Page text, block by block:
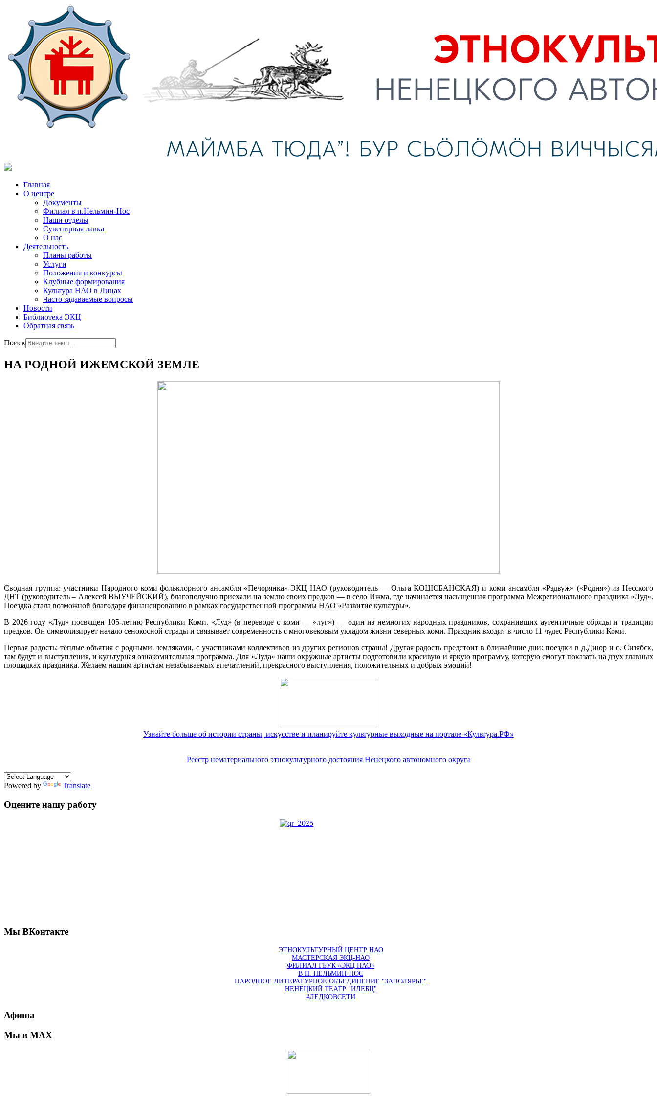
Главная
О центре
Документы
Филиал в п.Нельмин-Нос
Наши отделы
Сувенирная лавка
О нас
Деятельность
Планы работы
Услуги
Положения и конкурсы
Клубные формирования
Культура НАО в Лицах
Часто задаваемые вопросы
Новости
Библиотека ЭКЦ
Обратная связь
Поиск
НА РОДНОЙ ИЖЕМСКОЙ ЗЕМЛЕ
Сводная группа: участники Народного коми фольклорного ансамбля «Печорянка» ЭКЦ НАО (руководитель — Ольга КОЦЮБАНСКАЯ) и коми ансамбля «Рэдвуж» («Родня») из Несского
ДНТ (руководитель – Алексей ВЫУЧЕЙСКИЙ), благополучно приехали на землю своих предков — в село Ижма, где начинается насыщенная программа Межрегионального праздника «Луд».
Поездка стала возможной благодаря финансированию в рамках государственной программы НАО «Развитие культуры».
В 2026 году «Луд» посвящен 105‑летию Республики Коми. «Луд» (в переводе с коми — «луг») — один из немногих народных праздников, сохранивших аутентичные обряды и традиции
предков. Он символизирует начало сенокосной страды и связывает современность с многовековым укладом жизни северных коми. Праздник входит в число 11 чудес Республики Коми.
Первая радость: тёплые объятия с родными, земляками, с участниками коллективов из других регионов страны! Другая радость предстоит в ближайшие дни: поездки в д.Диюр и с. Сизябск,
там будут и выступления, и культурная ознакомительная программа. Для «Луда» наши окружные артисты подготовили красивую и яркую программу, которую смогут показать на двух главных
площадках праздника. Желаем нашим артистам незабываемых впечатлений, прекрасного выступления, положительных и добрых эмоций!
Узнайте больше об истории страны, искусстве и планируйте культурные выходные на портале «Культура.РФ»
Реестр нематериального этнокультурного достояния Ненецкого автономного округа
Powered by Translate
Оцените нашу работу
Мы ВКонтакте
ЭТНОКУЛЬТУРНЫЙ ЦЕНТР НАО
МАСТЕРСКАЯ ЭКЦ-НАО
ФИЛИАЛ ГБУК «ЭКЦ НАО»
В П. НЕЛЬМИН-НОС
НАРОДНОЕ ЛИТЕРАТУРНОЕ ОБЪЕДИНЕНИЕ "ЗАПОЛЯРЬЕ"
НЕНЕЦКИЙ ТЕАТР "ИЛЕБЦ"
#ЛЕДКОВСЕТИ
Афиша
Мы в MAX